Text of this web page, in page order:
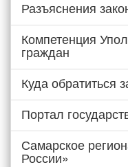
Разъяснения
Компетенция
граждан
Куда обратиться
Портал
Самарское
России»